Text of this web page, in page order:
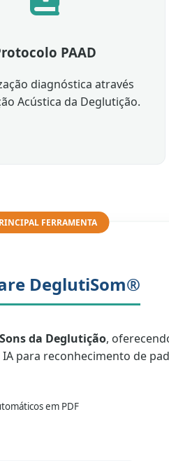
PAAD
diagnóstica através
Acústica da Deglutição.
FERRAMENTA
DeglutiSom®
da Deglutição,
para reconhecimento de
em PDF